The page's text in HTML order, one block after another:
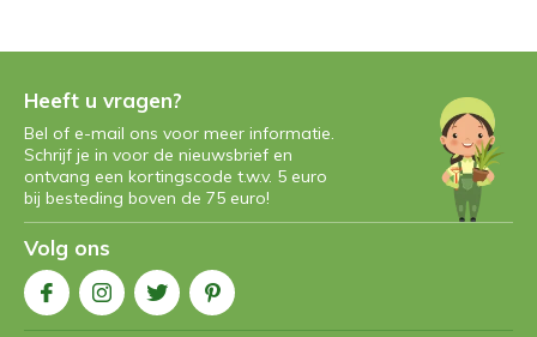
Heeft u vragen?
Bel of e-mail ons voor meer informatie.
Schrijf je in voor de nieuwsbrief en
ontvang een kortingscode t.w.v. 5 euro
bij besteding boven de 75 euro!
Volg ons